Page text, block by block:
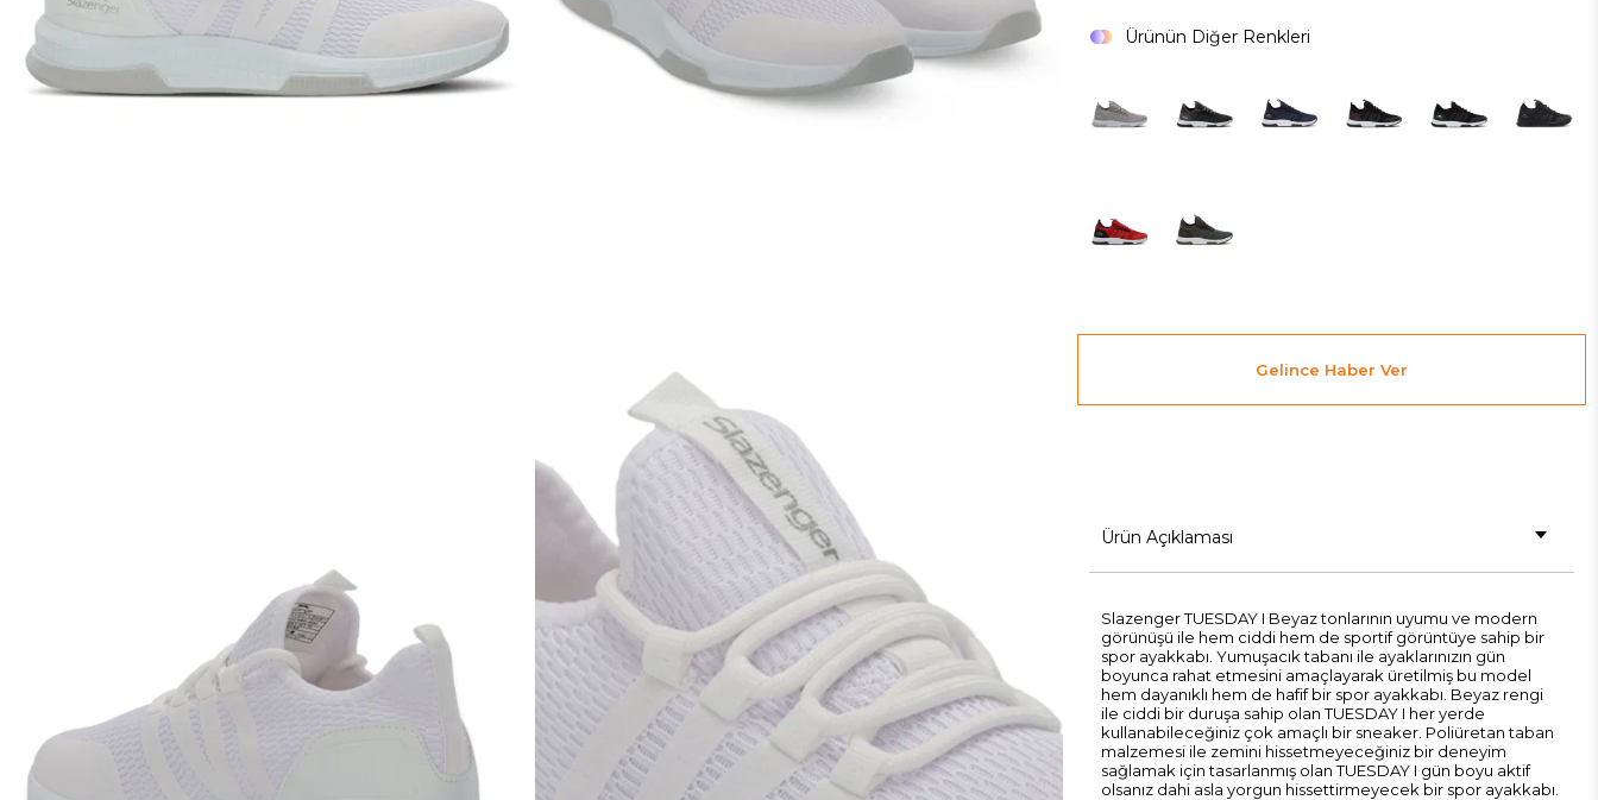
Ürünün Diğer Renkleri
Gelince Haber Ver
Ürün Açıklaması
Slazenger TUESDAY I Beyaz tonlarının uyumu ve modern
görünüşü ile hem ciddi hem de sportif görüntüye sahip bir
spor ayakkabı. Yumuşacık tabanı ile ayaklarınızın gün
boyunca rahat etmesini amaçlayarak üretilmiş bu model
hem dayanıklı hem de hafif bir spor ayakkabı. Beyaz rengi
ile ciddi bir duruşa sahip olan TUESDAY I her yerde
kullanabileceğiniz çok amaçlı bir sneaker. Poliüretan taban
malzemesi ile zemini hissetmeyeceğiniz bir deneyim
sağlamak için tasarlanmış olan TUESDAY I gün boyu aktif
olsanız dahi asla yorgun hissettirmeyecek bir spor ayakkabı.